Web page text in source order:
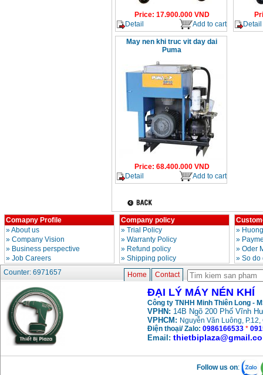
Price: 17.900.000VND
Detail
Add to cart
Detail
May nen khi truc vit day dai
Puma
Price: 68.400.000VND
Detail
Add to cart
Comapny Profile
»About us
» Company Vision
» Business perspective
» Job Careers
Company policy
» Trial Policy
» Warranty Policy
» Refund policy
» Shipping policy
»
»
» Oder
» So do
Counter: 6971657
Home Contact
ĐẠI LÝ MÁY NÉN KHÍ
Công ty TNHH Minh Thiên Long -
VPHN: 14B Ngõ 200 Phố Vĩnh
VPHCM: Nguyễn Văn Luông,
Điện thoại/ Zalo: 0986166533 *
Email:
Follow us on: